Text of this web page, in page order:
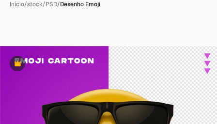
Início/stock/PSD/Desenho Emoji
Premium